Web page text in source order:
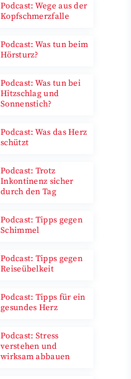
Podcast: Wege aus der
Kopfschmerzfalle
Podcast: Was tun beim
Hörsturz?
Podcast: Was tun bei
Hitzschlag und
Sonnenstich?
Podcast: Was das Herz
schützt
Podcast: Trotz
Inkontinenz sicher
durch den Tag
Podcast: Tipps gegen
Schimmel
Podcast: Tipps gegen
Reiseübelkeit
Podcast: Tipps für ein
gesundes Herz
Podcast: Stress
verstehen und
wirksam abbauen